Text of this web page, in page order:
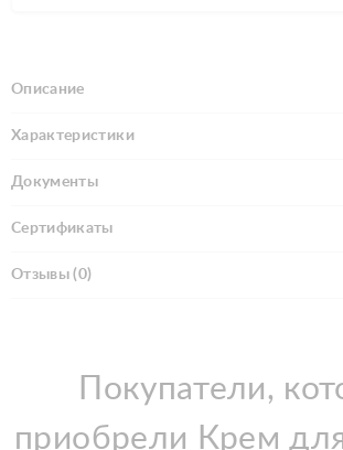
Описание
Характеристики
Документы
Сертификаты
Отзывы (0)
Покупатели,
приобрели Крем